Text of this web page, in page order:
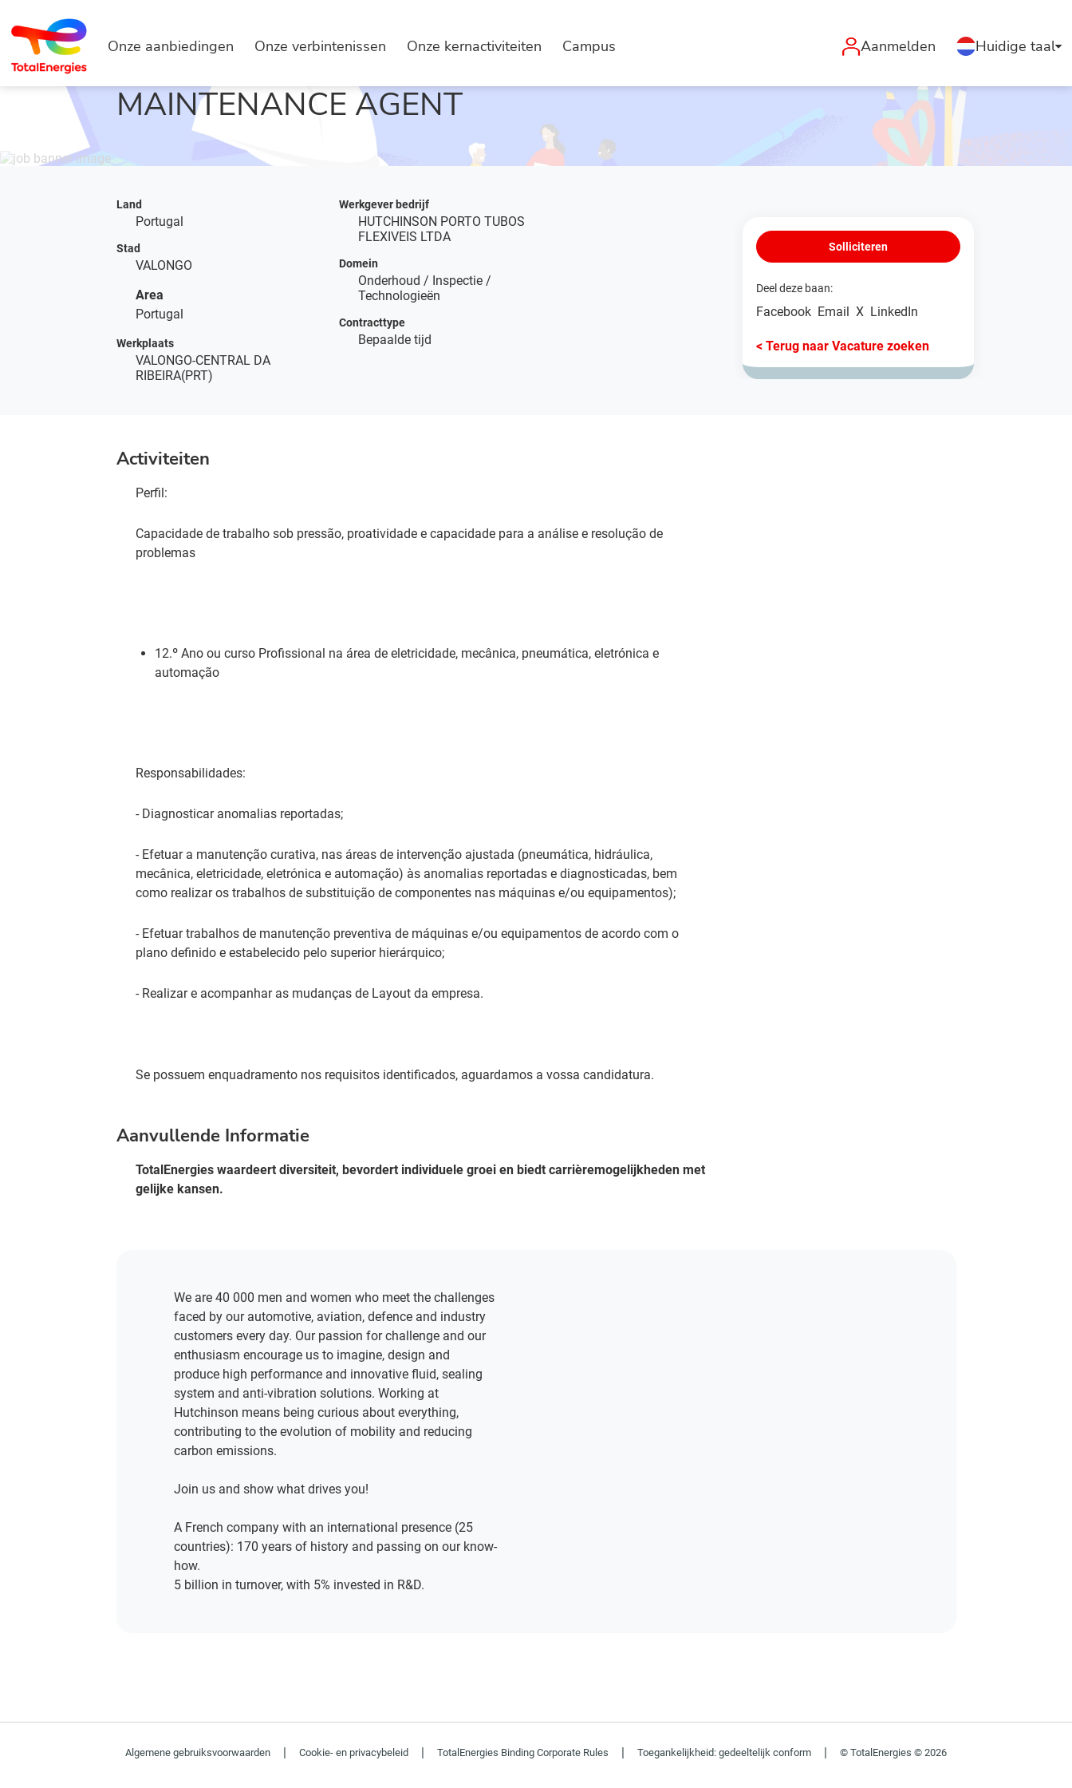
Onze aanbiedingen Onze verbintenissen Onze kernactiviteiten Campus Aanmelden Huidige taal
HOOFDPAGINA VACATURES ZOEKEN BESCHRIJVING VACATURE
MAINTENANCE AGENT
Land
Portugal
Stad
VALONGO
Area
Portugal
Werkplaats
VALONGO-CENTRAL DA
RIBEIRA(PRT)
Werkgever bedrijf
HUTCHINSON PORTO TUBOS
FLEXIVEIS LTDA
Domein
Onderhoud / Inspectie /
Technologieën
Contracttype
Bepaalde tijd
Activiteiten
Perfil:
Capacidade de trabalho sob pressão, proatividade e capacidade para a análise e resolução de
problemas
12.º Ano ou curso Profissional na área de eletricidade, mecânica, pneumática, eletrónica e
automação
Responsabilidades:
- Diagnosticar anomalias reportadas;
- Efetuar a manutenção curativa, nas áreas de intervenção ajustada (pneumática, hidráulica,
mecânica, eletricidade, eletrónica e automação) às anomalias reportadas e diagnosticadas, bem
como realizar os trabalhos de substituição de componentes nas máquinas e/ou equipamentos);
- Efetuar trabalhos de manutenção preventiva de máquinas e/ou equipamentos de acordo com o
plano definido e estabelecido pelo superior hierárquico;
- Realizar e acompanhar as mudanças de Layout da empresa.
Se possuem enquadramento nos requisitos identificados, aguardamos a vossa candidatura.
Aanvullende Informatie
TotalEnergies waardeert diversiteit, bevordert individuele groei en biedt carrièremogelijkheden met
gelijke kansen.
Solliciteren
Deel deze baan:
Facebook Email X LinkedIn
< Terug naar Vacature zoeken
We are 40 000 men and women who meet the challenges
faced by our automotive, aviation, defence and industry
customers every day. Our passion for challenge and our
enthusiasm encourage us to imagine, design and
produce high performance and innovative fluid, sealing
system and anti-vibration solutions. Working at
Hutchinson means being curious about everything,
contributing to the evolution of mobility and reducing
carbon emissions.
Join us and show what drives you!
A French company with an international presence (25
countries): 170 years of history and passing on our know-
how.
5 billion in turnover, with 5% invested in R&D.
Algemene gebruiksvoorwaarden | Cookie- en privacybeleid | TotalEnergies Binding Corporate Rules | Toegankelijkheid: gedeeltelijk conform | © TotalEnergies © 2026